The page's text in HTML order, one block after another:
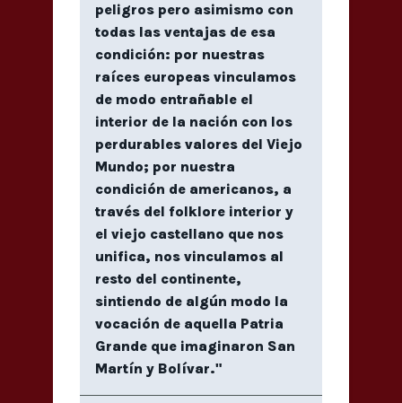
peligros pero asimismo con
todas las ventajas de esa
condición: por nuestras
raíces europeas vinculamos
de modo entrañable el
interior de la nación con los
perdurables valores del Viejo
Mundo; por nuestra
condición de americanos, a
través del folklore interior y
el viejo castellano que nos
unifica, nos vinculamos al
resto del continente,
sintiendo de algún modo la
vocación de aquella Patria
Grande que imaginaron San
Martín y Bolívar."